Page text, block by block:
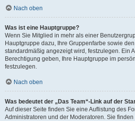
Nach oben
Was ist eine Hauptgruppe?
Wenn Sie Mitglied in mehr als einer
Hauptgruppe dazu, Ihre Gruppenfarbe sowie
standardmäßig angezeigt wird, festzulegen. Ein
Berechtigung geben, Ihre Hauptgruppe im
festzulegen.
Nach oben
Was bedeutet der „Das Team“-Link auf der
Auf dieser Seite finden Sie eine Auflistung des
Administratoren und der Moderatoren. Sie